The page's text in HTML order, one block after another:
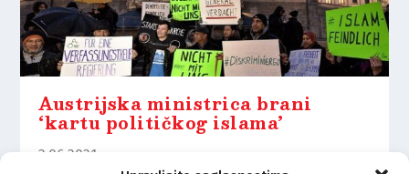
Austrijska ministrica brani
‘kartu političkog islama’
2.06.2021.